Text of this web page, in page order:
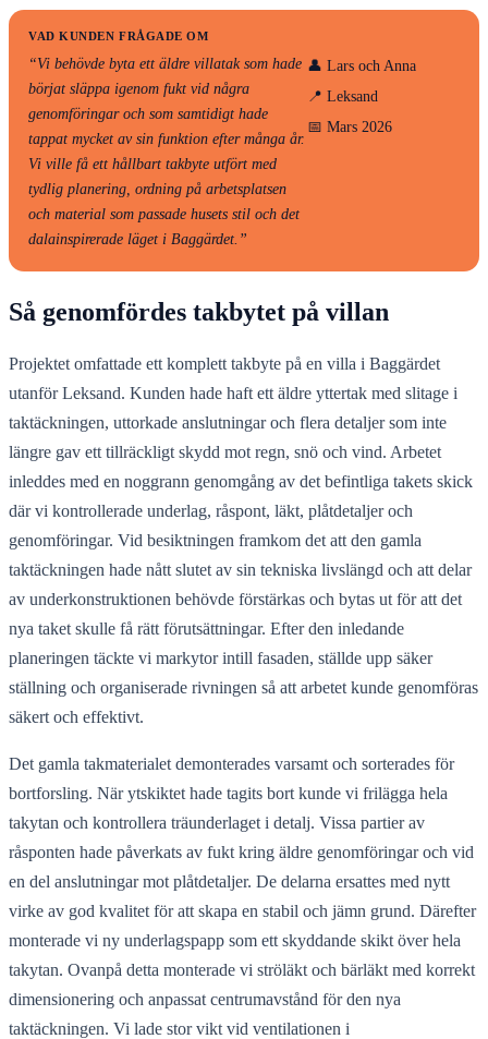
VAD KUNDEN FRÅGADE OM
“Vi behövde byta ett äldre villatak som hade
börjat släppa igenom fukt vid några
genomföringar och som samtidigt hade
tappat mycket av sin funktion efter många år.
Vi ville få ett hållbart takbyte utfört med
tydlig planering, ordning på arbetsplatsen
och material som passade husets stil och det
dalainspirerade läget i Baggärdet.”
👤 Lars och Anna
📍 Leksand
📅 Mars 2026
Så genomfördes takbytet på villan
Projektet omfattade ett komplett takbyte på en villa i Baggärdet
utanför Leksand. Kunden hade haft ett äldre yttertak med slitage i
taktäckningen, uttorkade anslutningar och flera detaljer som inte
längre gav ett tillräckligt skydd mot regn, snö och vind. Arbetet
inleddes med en noggrann genomgång av det befintliga takets skick
där vi kontrollerade underlag, råspont, läkt, plåtdetaljer och
genomföringar. Vid besiktningen framkom det att den gamla
taktäckningen hade nått slutet av sin tekniska livslängd och att delar
av underkonstruktionen behövde förstärkas och bytas ut för att det
nya taket skulle få rätt förutsättningar. Efter den inledande
planeringen täckte vi markytor intill fasaden, ställde upp säker
ställning och organiserade rivningen så att arbetet kunde genomföras
säkert och effektivt.
Det gamla takmaterialet demonterades varsamt och sorterades för
bortforsling. När ytskiktet hade tagits bort kunde vi frilägga hela
takytan och kontrollera träunderlaget i detalj. Vissa partier av
råsponten hade påverkats av fukt kring äldre genomföringar och vid
en del anslutningar mot plåtdetaljer. De delarna ersattes med nytt
virke av god kvalitet för att skapa en stabil och jämn grund. Därefter
monterade vi ny underlagspapp som ett skyddande skikt över hela
takytan. Ovanpå detta monterade vi ströläkt och bärläkt med korrekt
dimensionering och anpassat centrumavstånd för den nya
taktäckningen. Vi lade stor vikt vid ventilationen i